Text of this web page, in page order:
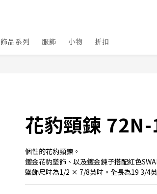
飾品系列 服飾 小物 折扣
花豹頸鍊
個性的花豹頸鍊。
鍍金花豹墜飾、以及鍍金鍊子搭配紅色
墜飾尺吋為1/2 × 7/8英吋。全長為19 3/4英